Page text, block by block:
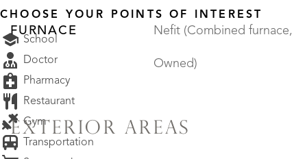
FURNACE Nefit (Combined furnace,
Owned)
EXTERIOR AREAS
CHOOSE YOUR POINTS OF INTEREST
School
Doctor
Pharmacy
Restaurant
Gym
Transportation